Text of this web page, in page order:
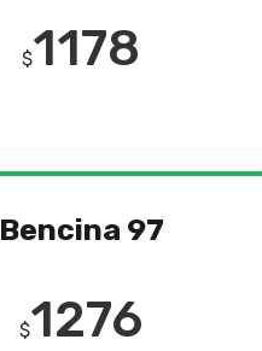
$1178
Bencina 97
$1276